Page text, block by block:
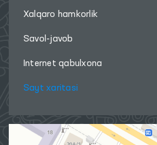
Xalqaro hamkorlik
Savol-javob
Internet qabulxona
Sayt xaritasi